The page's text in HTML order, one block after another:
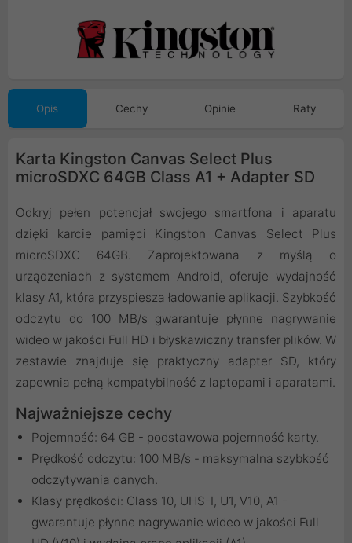
Opis Cechy Opinie Raty
Karta Kingston Canvas Select Plus
microSDXC 64GB Class A1 + Adapter SD
Odkryj pełen potencjał swojego smartfona i aparatu
dzięki karcie pamięci Kingston Canvas Select Plus
microSDXC 64GB. Zaprojektowana z myślą o
urządzeniach z systemem Android, oferuje wydajność
klasy A1, która przyspiesza ładowanie aplikacji. Szybkość
odczytu do 100 MB/s gwarantuje płynne nagrywanie
wideo w jakości Full HD i błyskawiczny transfer plików. W
zestawie znajduje się praktyczny adapter SD, który
zapewnia pełną kompatybilność z laptopami i aparatami.
Najważniejsze cechy
Pojemność: 64 GB - podstawowa pojemność karty.
Prędkość odczytu: 100 MB/s - maksymalna szybkość
odczytywania danych.
Klasy prędkości: Class 10, UHS-I, U1, V10, A1 -
gwarantuje płynne nagrywanie wideo w jakości Full